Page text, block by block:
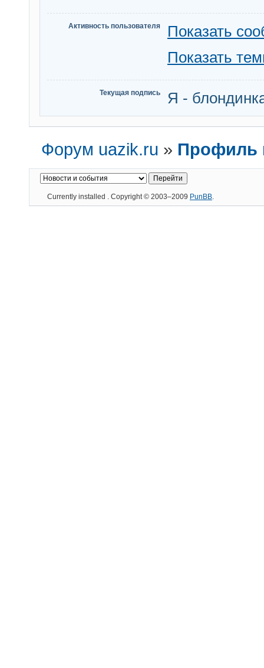
Активность пользователя
Показать
Показать
Текущая подпись Я -
Форум uazik.ru » Профиль
Currently installed . Copyright © 2003–2009 PunBB.